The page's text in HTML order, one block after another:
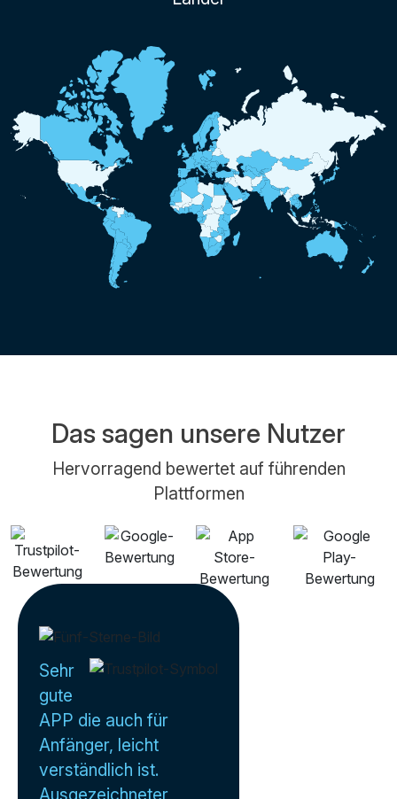
Das sagen unsere Nutzer
Hervorragend bewertet auf führenden
Plattformen
Sehr
gute
APP die auch für
Anfänger, leicht
verständlich ist.
Ausgezeichneter